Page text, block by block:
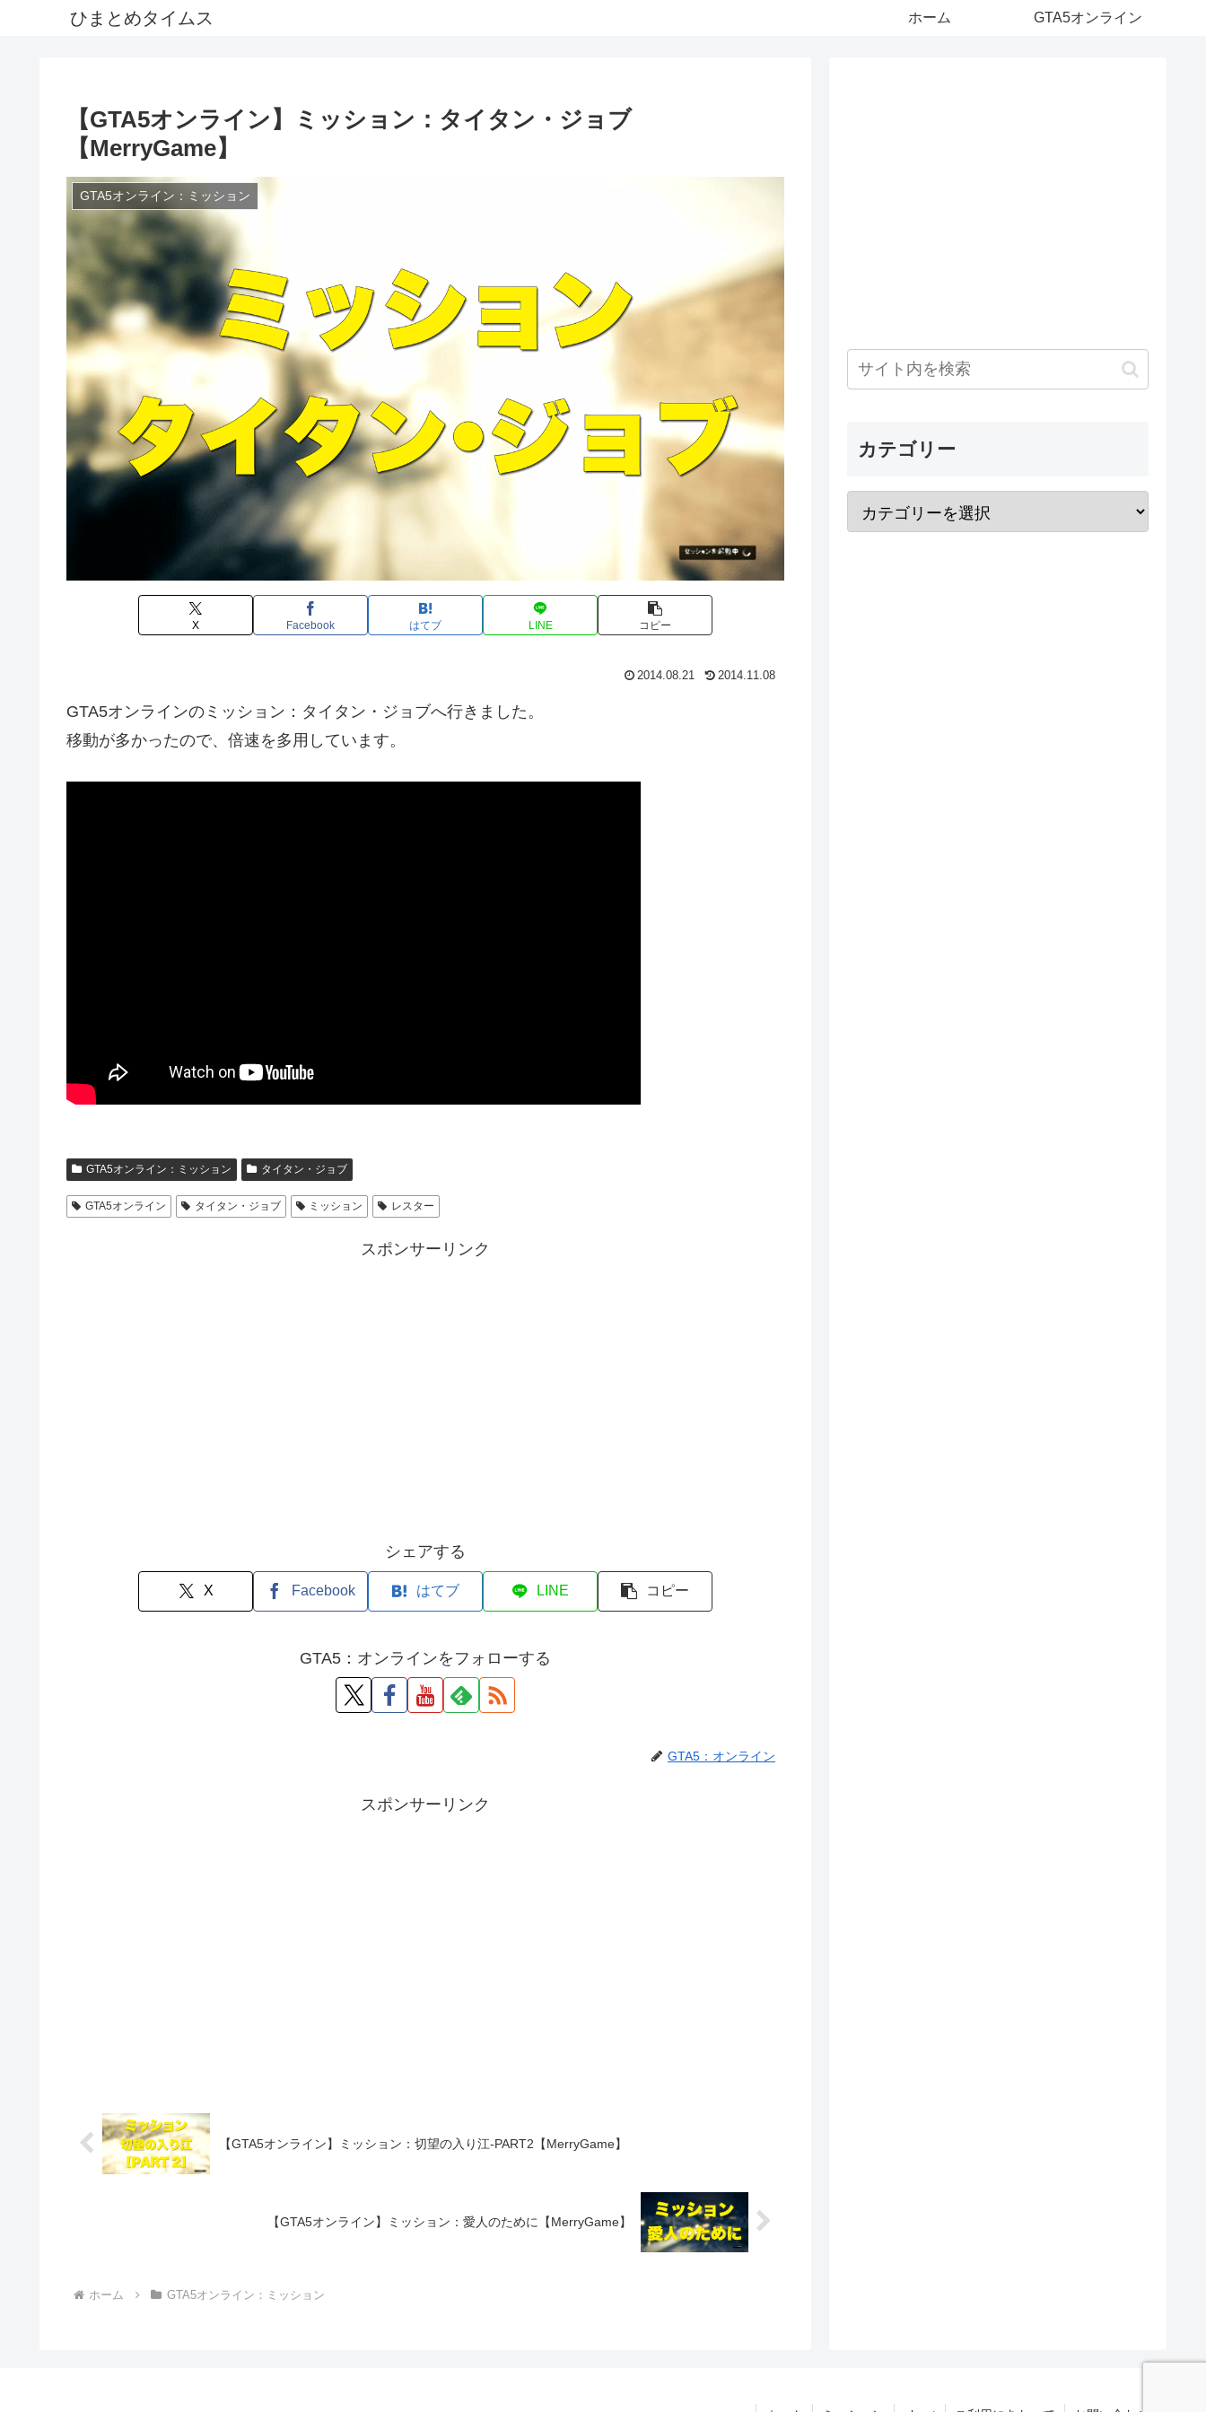
ひまとめタイムス ホーム GTA5オンライン
【GTA5オンライン】ミッション：タイタン・ジョブ
【MerryGame】
GTA5オンライン：ミッション
X Facebook はてブ LINE コピー
2014.08.21 2014.11.08
GTA5オンラインのミッション：タイタン・ジョブへ行きました。
移動が多かったので、倍速を多用しています。
GTA5オンライン：ミッション タイタン・ジョブ
GTA5オンライン タイタン・ジョブ ミッション レスター
スポンサーリンク
シェアする
X Facebook はてブ LINE コピー
GTA5：オンラインをフォローする
GTA5：オンライン
スポンサーリンク
【GTA5オンライン】ミッション：切望の入り江-PART2【MerryGame】
【GTA5オンライン】ミッション：愛人のために【MerryGame】
ホーム GTA5オンライン：ミッション
カテゴリー